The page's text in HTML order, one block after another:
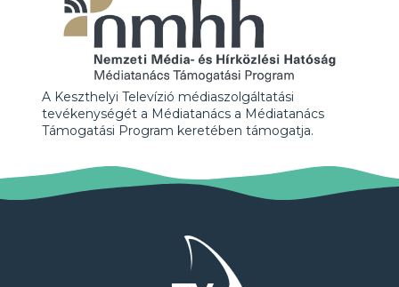
A Keszthelyi Televízió médiaszolgáltatási
tevékenységét a Médiatanács a Médiatanács
Támogatási Program keretében támogatja.